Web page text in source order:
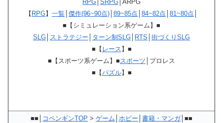
RPG SRPG │ARPG
【 RPG】 一覧 傑作(96~90点) 89~85点 84~82点 81~80点
■【シミュレーション系ゲーム】■
SLG ストラテジー ターン制SLG RTS 街づくりSLG
■【 レース 】■
■【スポーツ系ゲーム】■スポーツ │プロレス
■【パズル】■
■■│ コペンギンTOP > ゲーム ホビー 書籍・マンガ│■■